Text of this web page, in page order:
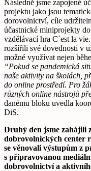
Následně jsme zapojené
projektu jako jsou
dorovolnictví, cíle
účastnické miniprojekty
vzdělávací hra C´est la
rozšířili své dovednosti v
možné využívat nejen
“Pokud se pandemická
naše aktivity na školách,
do online prostředí. Pro
různých online nástrojů
danému bloku uvedla
DiS.
Druhý den jsme zahájili
dobrovolnických center
se věnovali výstupům z
s připravovanou
dobrovolnictví a